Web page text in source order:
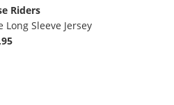
Riders
Long Sleeve Jersey